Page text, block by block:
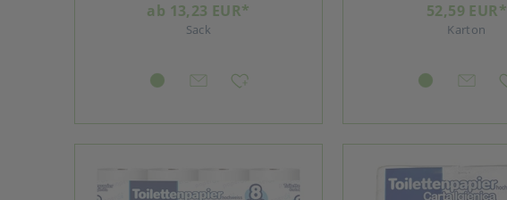
ab 13,23 EUR*
Sack
52,59 EUR*
Karton